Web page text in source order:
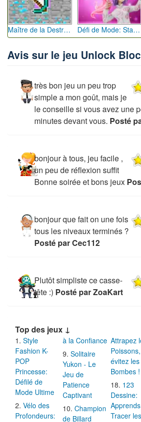
Maître de la Destruction: Fusion de Pioches Défi de Mode: Star du Podium
Avis sur le jeu Unlock
très bon jeu un peu trop
simple a mon goût, mais je
le conseille si vous avez une
minutes devant vous. Posté
bonjour à tous, jeu facile ,
un peu de réflexion suffit
Bonne soirée et bons jeux
bonjour que fait on une fois
tous les niveaux terminés ?
Posté par Cec112
Plutôt simpliste ce casse-
tête :) Posté par ZoaKart
Top des jeux ↓
Style
Fashion K-
POP
Princesse:
Défilé de
Mode Ultime
Vélo des
Profondeurs:
à la Confiance
Solitaire
Yukon - Le
Jeu de
Patience
Captivant
Champion
de Billard
Attrapez
Poissons,
évitez les
Bombes !
123
Dessine:
Tracer les